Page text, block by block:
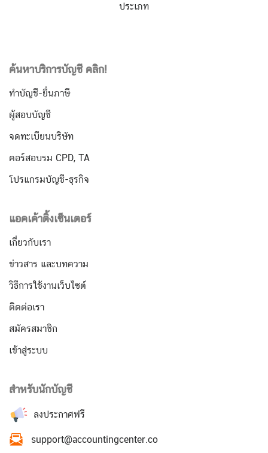
ประเภท
ค้นหาบริการบัญชี คลิก!
ทำบัญชี-ยื่นภาษี
ผู้สอบบัญชี
จดทะเบียนบริษัท
คอร์สอบรม CPD, TA
โปรแกรมบัญชี-ธุรกิจ
แอคเค้าติ้งเซ็นเตอร์
เกี่ยวกับเรา
ข่าวสาร และบทความ
วิธีการใช้งานเว็บไซต์
ติดต่อเรา
สมัครสมาชิก
เข้าสู่ระบบ
สำหรับนักบัญชี
ลงประกาศฟรี
support@accountingcenter.co